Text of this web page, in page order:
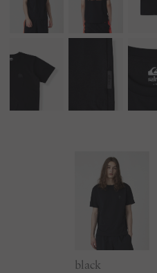
black